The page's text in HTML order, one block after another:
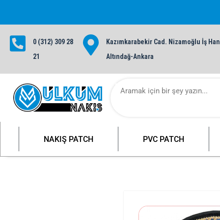
1000 TL ve üzeri siparişlerinizde
0 (312) 309 28
21
Kazımkarabekir Cad. Nizamoğlu İş
Altındağ-Ankara
NAKIŞ PATCH PVC PATCH